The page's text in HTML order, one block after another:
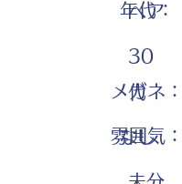
ヘア
年代：
30
代
メガネ：
なし
雰囲気：